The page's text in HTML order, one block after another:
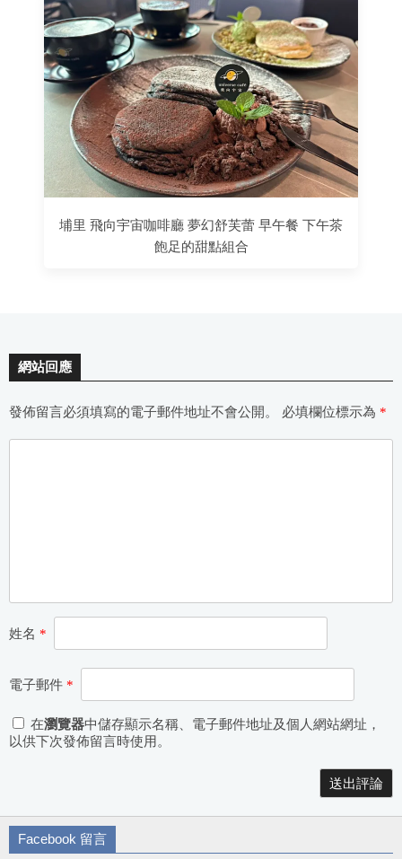
埔里 飛向宇宙咖啡廳 夢幻舒芙蕾 早午餐 下午茶
飽足的甜點組合
網站回應
發佈留言必須填寫的電子郵件地址不會公開。 必填欄位標示為 *
姓名 *
電子郵件 *
在瀏覽器中儲存顯示名稱、電子郵件地址及個人網站網址，
以供下次發佈留言時使用。
Facebook 留言